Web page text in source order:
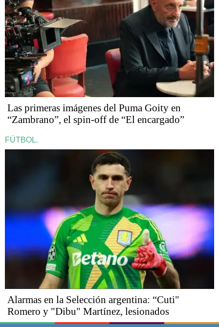
Las primeras imágenes del Puma Goity en
“Zambrano”, el spin-off de “El encargado”
FÚTBOL.
Alarmas en la Selección argentina: “Cuti"
Romero y "Dibu" Martínez, lesionados